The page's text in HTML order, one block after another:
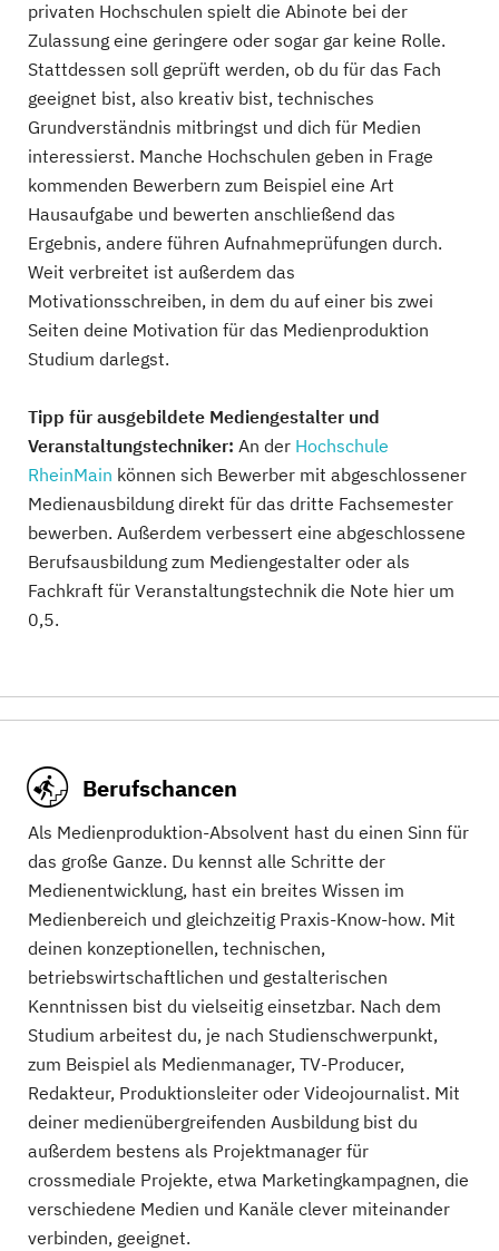
privaten Hochschulen spielt die Abinote bei der
Zulassung eine geringere oder sogar gar keine Rolle.
Stattdessen soll geprüft werden, ob du für das Fach
geeignet bist, also kreativ bist, technisches
Grundverständnis mitbringst und dich für Medien
interessierst. Manche Hochschulen geben in Frage
kommenden Bewerbern zum Beispiel eine Art
Hausaufgabe und bewerten anschließend das
Ergebnis, andere führen Aufnahmeprüfungen durch.
Weit verbreitet ist außerdem das
Motivationsschreiben, in dem du auf einer bis zwei
Seiten deine Motivation für das Medienproduktion
Studium darlegst.
Tipp für ausgebildete Mediengestalter und
Veranstaltungstechniker: An der Hochschule
RheinMain können sich Bewerber mit abgeschlossener
Medienausbildung direkt für das dritte Fachsemester
bewerben. Außerdem verbessert eine abgeschlossene
Berufsausbildung zum Mediengestalter oder als
Fachkraft für Veranstaltungstechnik die Note hier um
0,5.
Berufschancen
Als Medienproduktion-Absolvent hast du einen Sinn für
das große Ganze. Du kennst alle Schritte der
Medienentwicklung, hast ein breites Wissen im
Medienbereich und gleichzeitig Praxis-Know-how. Mit
deinen konzeptionellen, technischen,
betriebswirtschaftlichen und gestalterischen
Kenntnissen bist du vielseitig einsetzbar. Nach dem
Studium arbeitest du, je nach Studienschwerpunkt,
zum Beispiel als Medienmanager, TV-Producer,
Redakteur, Produktionsleiter oder Videojournalist. Mit
deiner medienübergreifenden Ausbildung bist du
außerdem bestens als Projektmanager für
crossmediale Projekte, etwa Marketingkampagnen, die
verschiedene Medien und Kanäle clever miteinander
verbinden, geeignet.